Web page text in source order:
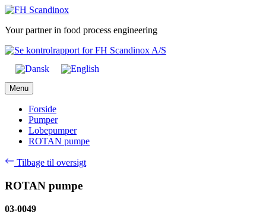
Skip
content
Your partner in food process engineering
Menu
Forside
Pumper
Lobepumper
ROTAN pumpe
Tilbage til oversigt
ROTAN pumpe
03-0049